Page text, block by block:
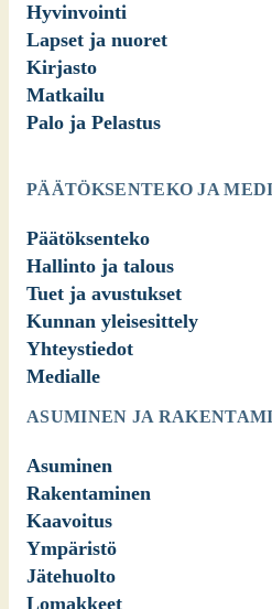
Hyvinvointi
Lapset ja nuoret
Kirjasto
Matkailu
Palo ja Pelastus
PÄÄTÖKSENTEKO JA
Päätöksenteko
Hallinto ja talous
Tuet ja avustukset
Kunnan yleisesittely
Yhteystiedot
Medialle
ASUMINEN JA
Asuminen
Rakentaminen
Kaavoitus
Ympäristö
Jätehuolto
Lomakkeet